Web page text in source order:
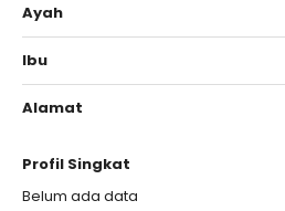
Ayah
Ibu
Alamat
Profil Singkat
Belum ada data